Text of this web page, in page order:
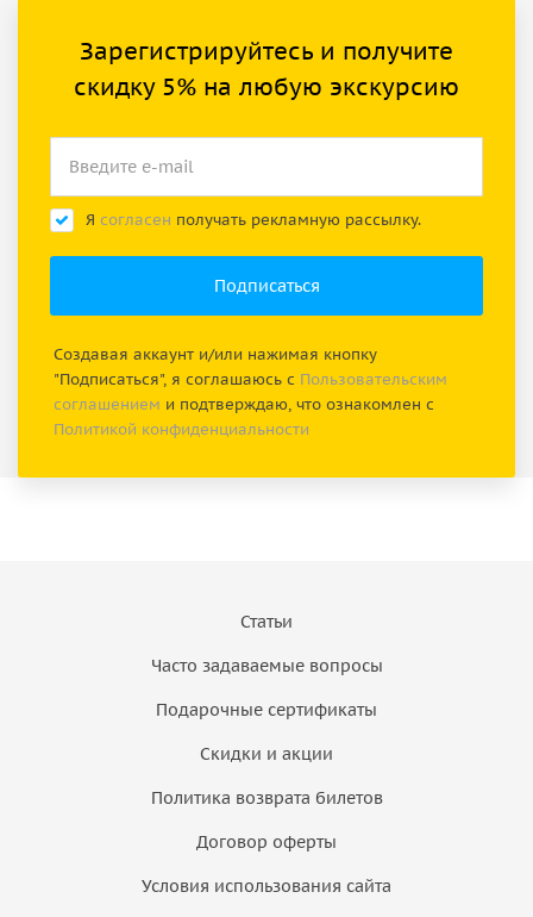
Зарегистрируйтесь и получите
скидку 5% на любую экскурсию
Я согласен получать рекламную рассылку.
Создавая аккаунт и/или нажимая кнопку
"Подписаться", я соглашаюсь с Пользовательским
соглашением и подтверждаю, что ознакомлен с
Политикой конфиденциальности
Статьи
Часто задаваемые вопросы
Подарочные сертификаты
Скидки и акции
Политика возврата билетов
Договор оферты
Условия использования сайта